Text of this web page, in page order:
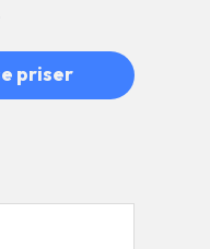
priser